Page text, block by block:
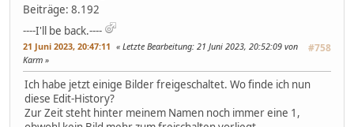
Beiträge: 8.192
----I'll be back.----
21 Juni 2023, 20:47:11 #758
Letzte Bearbeitung: 21 Juni 2023, 20:52:09 von
Karm
Ich habe jetzt einige Bilder freigeschaltet. Wo finde ich nun
diese Edit-History?
Zur Zeit steht hinter meinem Namen noch immer eine 1,